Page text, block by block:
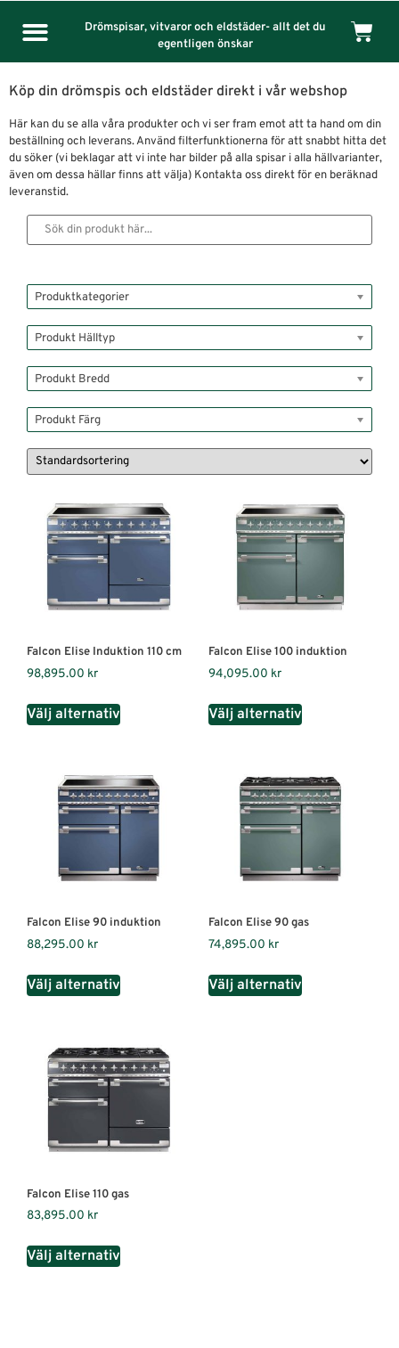
Drömspisar, vitvaror och eldstäder- allt det du
egentligen önskar
Köp din drömspis och eldstäder direkt i vår webshop
Här kan du se alla våra produkter och vi ser fram emot att ta hand om din
beställning och leverans. Använd filterfunktionerna för att snabbt hitta det
du söker (vi beklagar att vi inte har bilder på alla spisar i alla hällvarianter,
även om dessa hällar finns att välja) Kontakta oss direkt för en beräknad
leveranstid.
Produktkategorier
Produkt Hälltyp
Produkt Bredd
Produkt Färg
Falcon Elise Induktion 110 cm
98,895.00 kr
Välj alternativ
Falcon Elise 100 induktion
94,095.00 kr
Välj alternativ
Falcon Elise 90 induktion
88,295.00 kr
Välj alternativ
Falcon Elise 90 gas
74,895.00 kr
Välj alternativ
Falcon Elise 110 gas
83,895.00 kr
Välj alternativ